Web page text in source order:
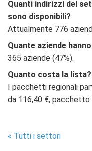
Quanti indirizzi del
sono disponibili?
Attualmente 776
Quante aziende
365 aziende (47%).
Quanto costa la lista?
I pacchetti regionali
da 116,40 €, pacchetto
« Tutti i settori